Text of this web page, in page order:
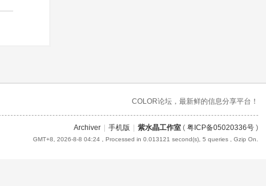
COLOR论坛，最新鲜的信息分享平台！
Archiver 手机版 紫水晶工作室( 粤ICP备05020336号)
GMT+8, 2026-8-8 04:24, Processed in 0.013121 second(s), 5 queries , Gzip On.